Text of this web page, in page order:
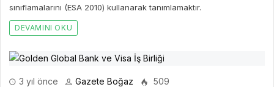
sınıflamalarını (ESA 2010) kullanarak tanımlamaktır.
DEVAMINI OKU
3 yıl önce Gazete Boğaz 509